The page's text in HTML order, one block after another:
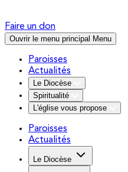
Faire un don
Ouvrir le menu principal Menu
Paroisses
Actualités
Le Diocèse
Spiritualité
L'église vous propose
Paroisses
Actualités
Le Diocèse